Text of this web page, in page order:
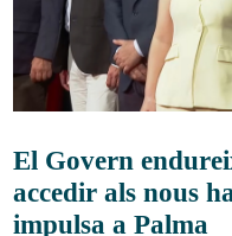
El Govern
accedir als nous
impulsa a Palma